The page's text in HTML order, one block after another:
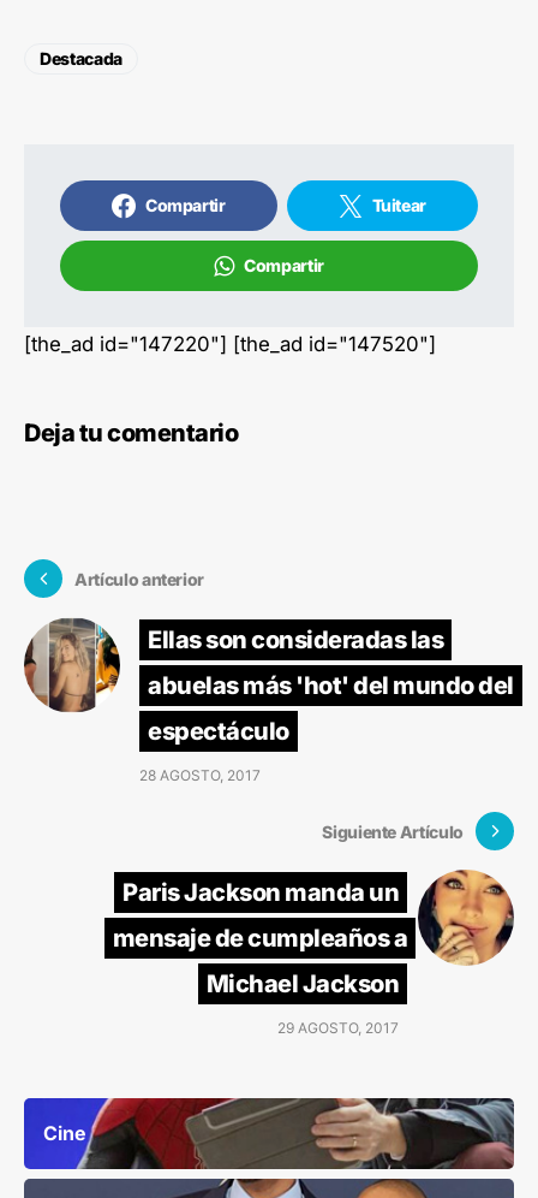
Destacada
Compartir Tuitear
Compartir
[the_ad id="147220"] [the_ad id="147520"]
Deja tu comentario
Artículo anterior
Ellas son consideradas las
abuelas más 'hot' del mundo del
espectáculo
28 AGOSTO, 2017
Siguiente Artículo
Paris Jackson manda un
mensaje de cumpleaños a
Michael Jackson
29 AGOSTO, 2017
Cine